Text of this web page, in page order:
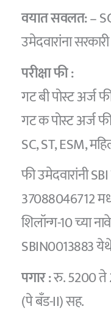
वयात सवलत:–
उमेदवारांना
परीक्षा फी :
गट बी पोस्ट अर्ज
गट क पोस्ट अर्ज
SC, ST, ESM,
फी उमेदवारांनी
37088046712
शिलॉन्ग-10 च्या
SBIN0013883
पगार :रु. 5200 ते
(पे बँड-II) सह.